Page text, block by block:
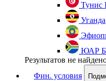
Тунис
Уганда
ЮАР
Результатов не
Фин. условия